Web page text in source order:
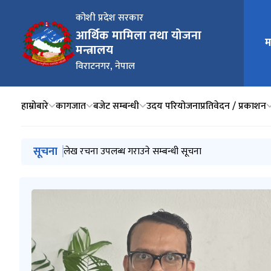
कोशी प्रदेश सरकार
आर्थिक मामिला तथा योजना
मन्त्रालय
विराटनगर, नेपाल
मुख्य
हाम्रोबारे कागजात बजेट सम्बन्धी उदय परियोजनाप्रतिवेदन / प्रकाशन
मुख्य नेभिगेसनमा जानुहोस्
सूचना लेख रचना उपलब्ध गराउने सम्बन्धी सूचना